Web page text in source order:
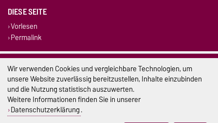
DIESE SEITE
Vorlesen
Permalink
Impressum
Datenschutz
Barrierefreiheit
Cookie-Einstellungen
Wir verwenden Cookies und vergleichbare Technologien, um
unsere Website zuverlässig bereitzustellen, Inhalte einzubinden
und die Nutzung statistisch auszuwerten.
Weitere Informationen finden Sie in unserer
Datenschutzerklärung.